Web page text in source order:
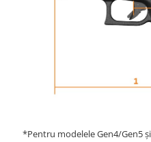
*Pentru modelele Gen4/Gen5